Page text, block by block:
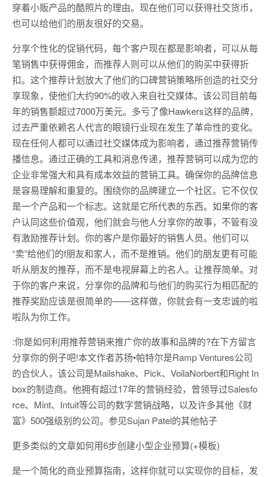
穿着小贩产品的酷照片的理由。现在他们可以获得社交货币，
也可以给他们的朋友很好的交易。
分享个性化的促销代码，每个客户现在都是影响者，可以从每
笔销售中获得佣金，而推荐人则可以从他们的购买中获得折
扣。这个推荐计划放大了他们的口碑营销策略所创造的社交分
享现象，使他们大约90%的收入来自社交媒体。该公司目前每
年的销售额超过7000万美元。多亏了像Hawkers这样的品牌，
过去严重依赖名人代言的眼镜行业现在发生了革命性的变化。
现在任何人都可以通过社交媒体成为影响者，通过推荐营销传
播信息。通过正确的工具和消息传递，推荐营销可以成为您的
企业非常强大和具有成本效益的营销工具。确保你的品牌信息
是容易理解和重复的。围绕你的品牌建立一个社区。它不仅仅
是一个产品和一个标志。这就是它所代表的东西。如果你的客
户认同这些价值观，他们就会与他人分享你的故事，不管有没
有激励推荐计划。你的客户是你最好的销售人员。他们可以
“卖”给他们的f朋友和家人，而不是推销。他们的朋友更有可能
听从朋友的推荐，而不是电视屏幕上的名人。让推荐简单。对
于你的客户来说，分享你的品牌和与他们的购买行为相匹配的
推荐奖励应该是很简单的——这样做，你就会有一支忠诚的啦
啦队为你工作。
:你是如何利用推荐营销来推广你的故事和品牌的?在下方留言
分享你的例子吧!本文作者苏扬•帕特尔是Ramp Ventures公司
的合伙人，该公司是Mailshake、Pick、VoilaNorbert和Right In
box的制造商。他拥有超过17年的营销经验，曾领导过Salesfo
rce、Mint、Intuit等公司的数字营销战略，以及许多其他《财
富》500强级别的公司。参见Sujan Patel的其他帖子
更多类似的文章如何用6步创建小型企业预算(+模板)
是一个简化的商业预算指南，这样你就可以实现你的目标，发